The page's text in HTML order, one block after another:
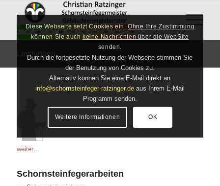
Leistungen
weiter…
Schornsteinfegerarbeiten
Diese Webseite setzt Cookies ein.Ohne Ihre Zustimmung
können Sie auch keine Nachrichten über die WebSite
senden.
Durch die fortgesetzte Nutzung der Webseite stimmen Sie
der Benutzung von Cookies zu.
Alternativ können Sie eine E-Mail direkt an
info@schornsteinfeger-ratzinger.deaus Ihrem E-Mail
Programm senden.
Weitere Informationen OK